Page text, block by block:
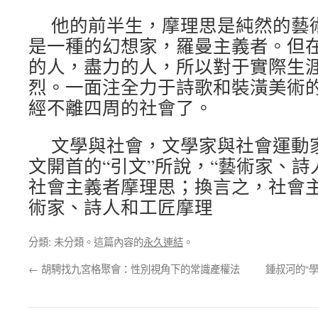
他的前半生，摩理思是純然的藝
是一種的幻想家，羅曼主義者。但
的人，盡力的人，所以對于實際生
烈。一面注全力于詩歌和裝潢美術
經不離四周的社會了。
文學與社會，文學家與社會運
文開首的“引文”所說，“藝術家、
社會主義者摩理思；換言之，社會
術家、詩人和工匠摩理
分類: 未分類。這篇內容的永久連結 。
← 胡騁找九宮格聚會：性別視角下的常識產權法 鍾叔河的“